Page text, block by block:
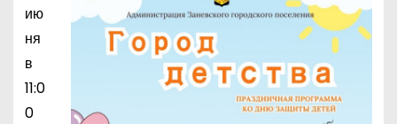
ию
ня
в
11:0
0